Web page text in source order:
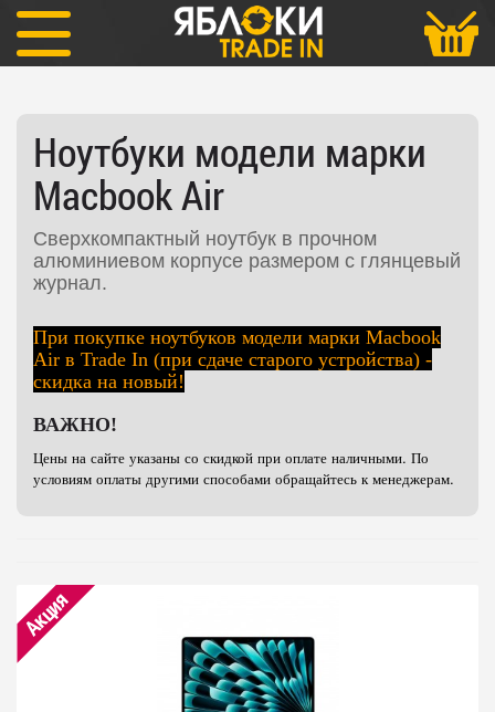
Ноутбуки Macbook Macbook Air
Ноутбуки модели марки
Macbook Air
Сверхкомпактный ноутбук в прочном
алюминиевом корпусе размером с глянцевый
журнал.
При покупке ноутбуков модели марки Macbook
Air в Trade In (при сдаче старого устройства) -
скидка на новый!
ВАЖНО!
Цены на сайте указаны со скидкой при оплате наличными. По
условиям оплаты другими способами обращайтесь к менеджерам.
Акция